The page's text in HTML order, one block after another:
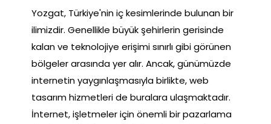
Yozgat, Türkiye'nin iç kesimlerinde bulunan bir
ilimizdir. Genellikle büyük şehirlerin gerisinde
kalan ve teknolojiye erişimi sınırlı gibi görünen
bölgeler arasında yer alır. Ancak, günümüzde
internetin yaygınlaşmasıyla birlikte, web
tasarım hizmetleri de buralara ulaşmaktadır.
İnternet, işletmeler için önemli bir pazarlama